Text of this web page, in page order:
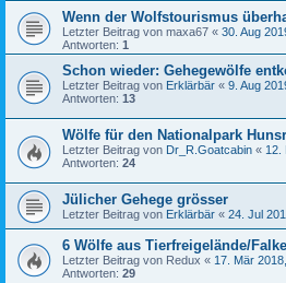
Wenn der Wolfstourismus
Letzter Beitrag von maxa67 « 30. Aug
Antworten: 1
Schon wieder: Gehegewölfe
Letzter Beitrag von Erklärbär « 9. Aug
Antworten: 13
Wölfe für den Nationalpark
Letzter Beitrag von Dr_R.Goatcabin « 12.
Antworten: 24
Jülicher Gehege grösser
Letzter Beitrag von Erklärbär « 24. Jul
6 Wölfe aus Tierfreigelände/
Letzter Beitrag von Redux « 17. Mär
Antworten: 29